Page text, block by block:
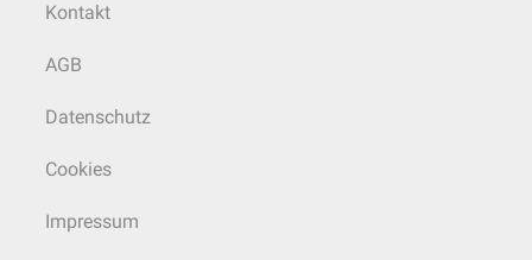
Kontakt
AGB
Datenschutz
Cookies
Impressum